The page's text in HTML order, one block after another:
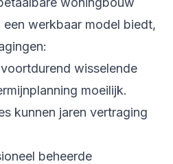
een werkbaar model biedt,
wisselende
moeilijk.
kunnen jaren vertraging
beheerde